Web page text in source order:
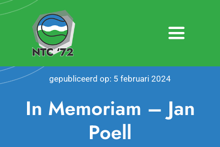
Ga
naar
Toggle
Home
gepubliceerd op: 5 februari 2024
In Memoriam – Jan
Poell